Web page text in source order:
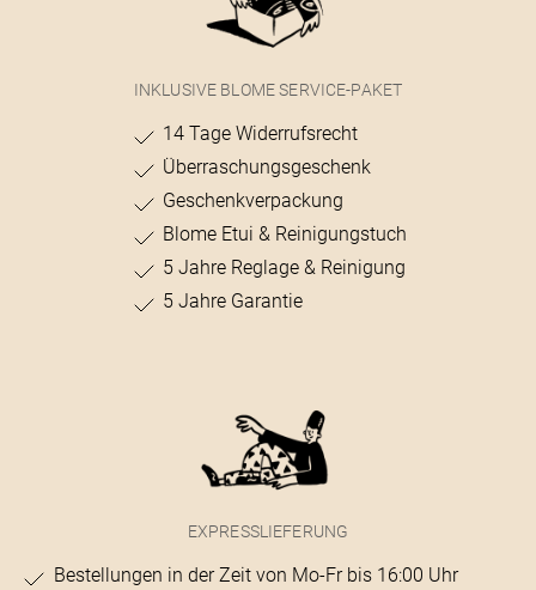
INKLUSIVE BLOME SERVICE-PAKET
14 Tage Widerrufsrecht
Überraschungsgeschenk
Geschenkverpackung
Blome Etui & Reinigungstuch
5 Jahre Reglage & Reinigung
5 Jahre Garantie
EXPRESSLIEFERUNG
Bestellungen in der Zeit von Mo-Fr bis 16:00 Uhr